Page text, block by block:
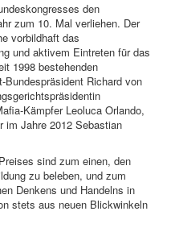
den
zum 10. Mal verliehen. Der
vorbildhaft das
und aktivem Eintreten für das
1998 bestehenden
Richard von
Kämpfer Leoluca Orlando,
im Jahre 2012 Sebastian
sind zum einen, den
zu beleben, und zum
Denkens und Handelns in
stets aus neuen Blickwinkeln